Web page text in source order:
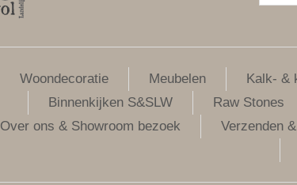
Woondecoratie Meubelen Kalk- &
Binnenkijken S&SLW
Raw Stones
Over ons & Showroom bezoek
Verzenden